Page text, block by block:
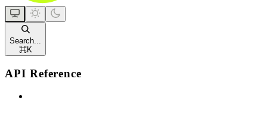
Search...
⌘K
API Reference